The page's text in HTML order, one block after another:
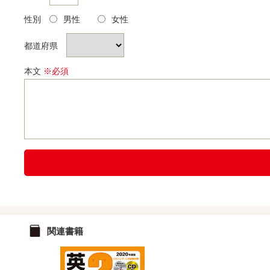
性別 男性 女性
都道府県
本文 ※必須
関連書籍